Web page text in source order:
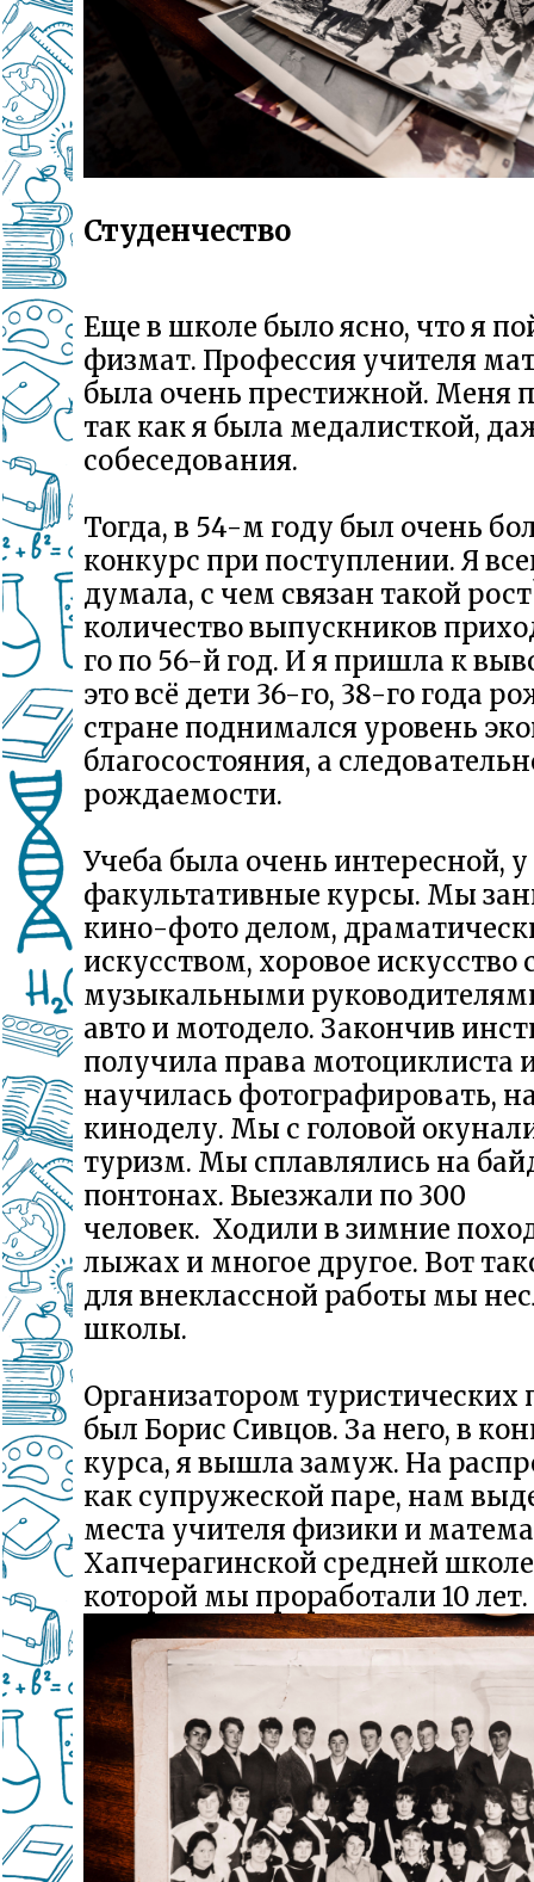
Студенчество
Еще в школе было ясно, что я
физмат. Профессия учителя
была очень престижной. Меня
так как я была медалисткой,
собеседования.
Тогда, в 54-м году был очень
конкурс при поступлении. Я
думала, с чем связан такой
количество выпускников
го по 56-й год. И я пришла к
это всё дети 36-го, 38-го года
стране поднимался уровень
благосостояния, а
рождаемости.
Учеба была очень интересной,
факультативные курсы. Мы
кино-фото делом,
искусством, хоровое искусство
музыкальными
авто и мотодело. Закончив
получила права мотоциклиста
научилась фотографировать,
киноделу. Мы с головой
туризм. Мы сплавлялись на
понтонах. Выезжали по 300
человек. Ходили в зимние
лыжах и многое другое. Вот
для внеклассной работы мы
школы.
Организатором туристических
был Борис Сивцов. За него, в
курса, я вышла замуж. На
как супружеской паре, нам
места учителя физики и
Хапчерагинской средней
которой мы проработали 10 лет.